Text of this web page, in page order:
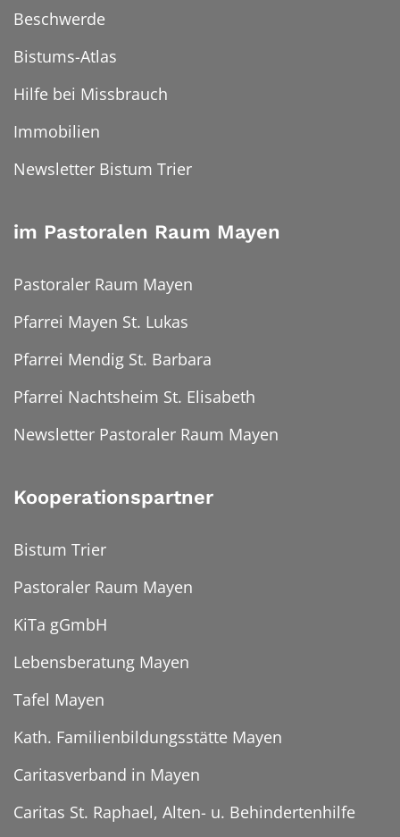
Beschwerde
Bistums-Atlas
Hilfe bei Missbrauch
Immobilien
Newsletter Bistum Trier
im Pastoralen Raum Mayen
Pastoraler Raum Mayen
Pfarrei Mayen St. Lukas
Pfarrei Mendig St. Barbara
Pfarrei Nachtsheim St. Elisabeth
Newsletter Pastoraler Raum Mayen
Kooperationspartner
Bistum Trier
Pastoraler Raum Mayen
KiTa gGmbH
Lebensberatung Mayen
Tafel Mayen
Kath. Familienbildungsstätte Mayen
Caritasverband in Mayen
Caritas St. Raphael, Alten- u. Behindertenhilfe